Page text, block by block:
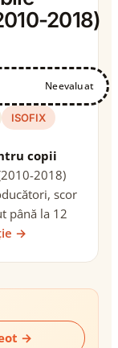
2018)
Neevaluat
ISOFIX
copii
2018)
scor
până la 12
→
→